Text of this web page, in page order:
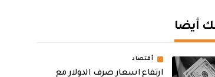
أيضا
أقتصاد
ارتفاع اسعار صرف الدولار مع